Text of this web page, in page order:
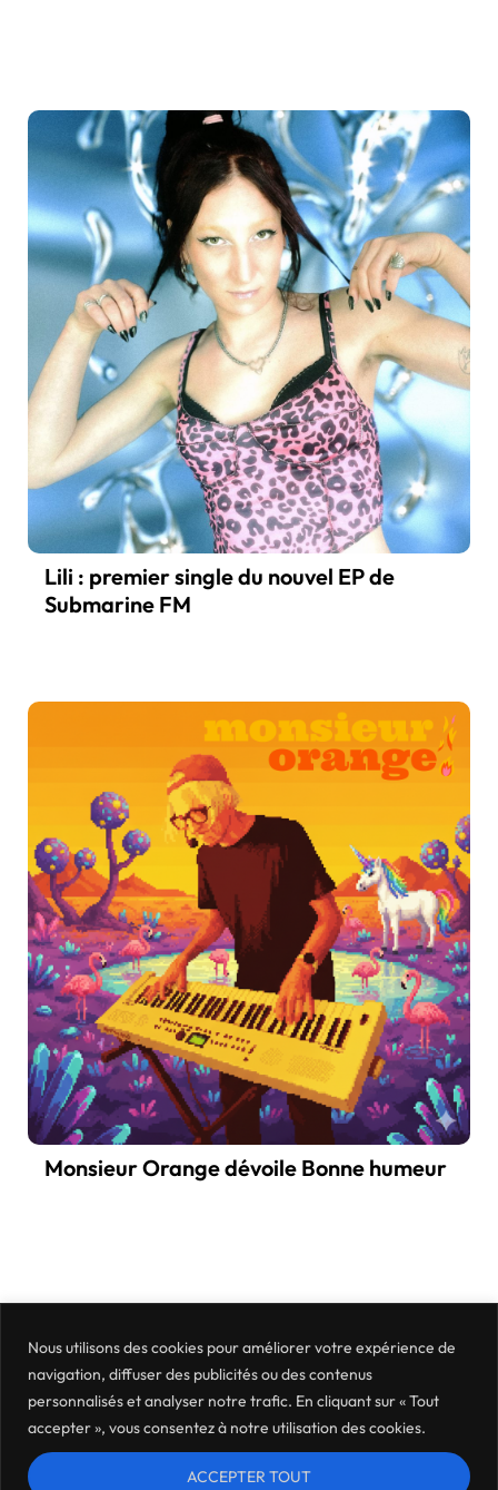
Nous utilisons des cookies pour améliorer votre expérience de
navigation, diffuser des publicités ou des contenus
personnalisés et analyser notre trafic. En cliquant sur « Tout
accepter », vous consentez à notre utilisation des cookies.
ACCEPTER TOUT
Lili : premier single du nouvel EP de
Submarine FM
Monsieur Orange dévoile Bonne humeur